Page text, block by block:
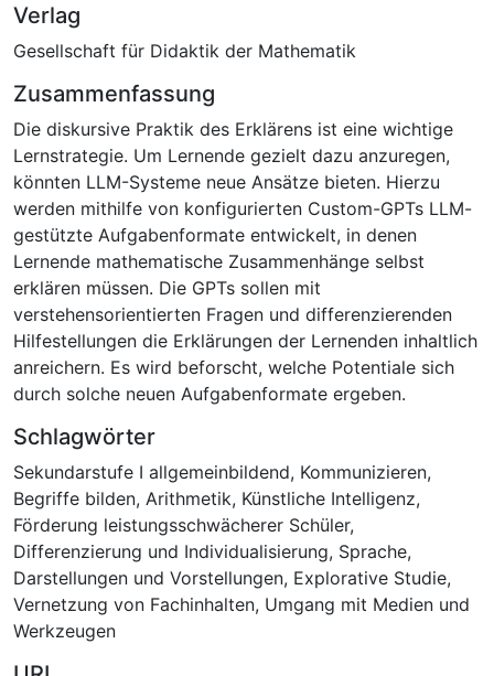
Verlag
Gesellschaft für Didaktik der Mathematik
Zusammenfassung
Die diskursive Praktik des Erklärens ist eine wichtige
Lernstrategie. Um Lernende gezielt dazu anzuregen,
könnten LLM-Systeme neue Ansätze bieten. Hierzu
werden mithilfe von konfigurierten Custom-GPTs LLM-
gestützte Aufgabenformate entwickelt, in denen
Lernende mathematische Zusammenhänge selbst
erklären müssen. Die GPTs sollen mit
verstehensorientierten Fragen und differenzierenden
Hilfestellungen die Erklärungen der Lernenden inhaltlich
anreichern. Es wird beforscht, welche Potentiale sich
durch solche neuen Aufgabenformate ergeben.
Schlagwörter
Sekundarstufe I allgemeinbildend, Kommunizieren,
Begriffe bilden, Arithmetik, Künstliche Intelligenz,
Förderung leistungsschwächerer Schüler,
Differenzierung und Individualisierung, Sprache,
Darstellungen und Vorstellungen, Explorative Studie,
Vernetzung von Fachinhalten, Umgang mit Medien und
Werkzeugen